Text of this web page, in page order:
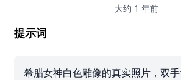
大约 1 年前
提示词
希腊女神白色雕像的真实照片，双